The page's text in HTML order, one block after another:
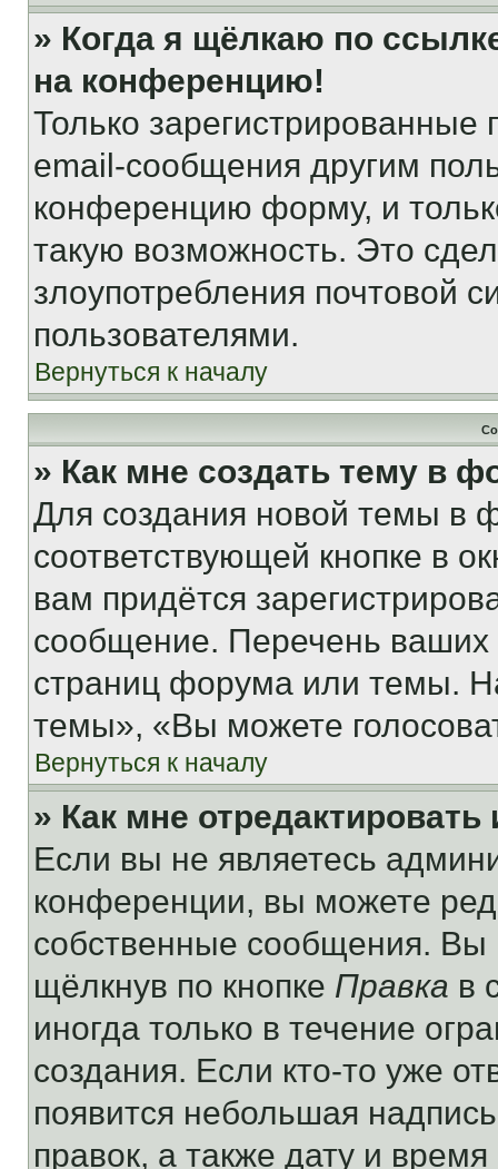
» Когда я щёлкаю по
на конференцию!
Только зарегистрированные
email-сообщения другим
конференцию форму, и
такую возможность. Это
злоупотребления почтовой
пользователями.
Вернуться к началу
» Как мне создать тему в
Для создания новой темы в
соответствующей кнопке в
вам придётся
сообщение. Перечень ваших
страниц форума или темы.
темы», «Вы можете
Вернуться к началу
» Как мне
Если вы не являетесь
конференции, вы можете
собственные сообщения. Вы
щёлкнув по кнопке Правка в
иногда только в течение
создания. Если кто-то уже
появится небольшая
правок, а также дату и